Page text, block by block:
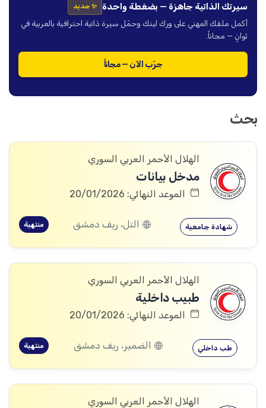
سيرتك الذاتية جاهزة — بضغطة واحدة ✨ جديد
أكمل ملفك المهني على ورك لينك وحمّل سيرة ذاتية احترافية بالعربية في
ثوانٍ — مجاناً.
جرّب الآن — مجاناً
بحث
الهلال الأحمر العربي السوري
مدخل بيانات
الموعد النهائي: 20/01/2026
شهادة جامعية التل، ريف دمشق منتهية
الهلال الأحمر العربي السوري
طبيب داخلية
الموعد النهائي: 20/01/2026
طب داخلي الضمير، ريف دمشق منتهية
الهلال الأحمر العربي السوري